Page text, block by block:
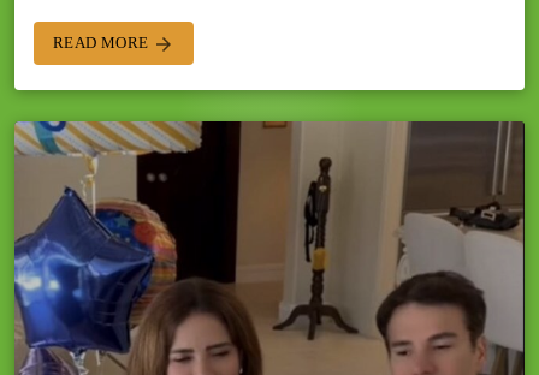
READ MORE arrow_forward